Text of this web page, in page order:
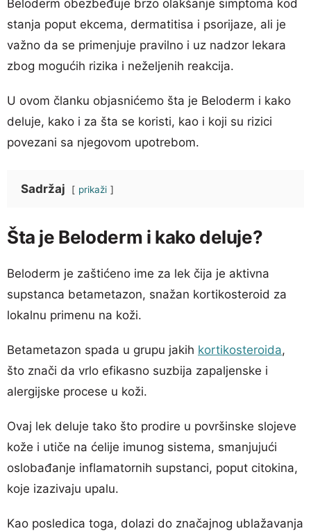
Beloderm obezbeđuje brzo olakšanje simptoma kod
stanja poput ekcema, dermatitisa i psorijaze, ali je
važno da se primenjuje pravilno i uz nadzor lekara
zbog mogućih rizika i neželjenih reakcija.
U ovom članku objasnićemo šta je Beloderm i kako
deluje, kako i za šta se koristi, kao i koji su rizici
povezani sa njegovom upotrebom.
Sadržaj prikaži
Šta je Beloderm i kako deluje?
Beloderm je zaštićeno ime za lek čija je aktivna
supstanca betametazon, snažan kortikosteroid za
lokalnu primenu na koži.
Betametazon spada u grupu jakih kortikosteroida,
što znači da vrlo efikasno suzbija zapaljenske i
alergijske procese u koži.
Ovaj lek deluje tako što prodire u površinske slojeve
kože i utiče na ćelije imunog sistema, smanjujući
oslobađanje inflamatornih supstanci, poput citokina,
koje izazivaju upalu.
Kao posledica toga, dolazi do značajnog ublažavanja